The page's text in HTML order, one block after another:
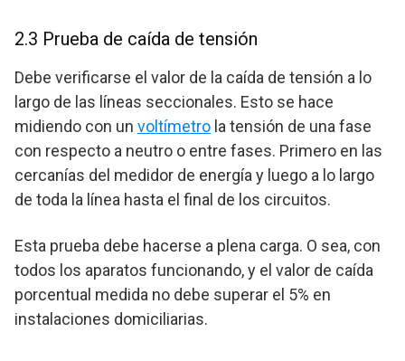
2.3 Prueba de caída de tensión
Debe verificarse el valor de la caída de tensión a lo
largo de las líneas seccionales. Esto se hace
midiendo con un voltímetro la tensión de una fase
con respecto a neutro o entre fases. Primero en las
cercanías del medidor de energía y luego a lo largo
de toda la línea hasta el final de los circuitos.
Esta prueba debe hacerse a plena carga. O sea, con
todos los aparatos funcionando, y el valor de caída
porcentual medida no debe superar el 5% en
instalaciones domiciliarias.